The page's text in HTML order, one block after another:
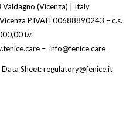
(Vicenza) | Italy
P.IVAIT00688890243 – c.s.
i.v.
– info@fenice.care
Sheet: regulatory@fenice.it